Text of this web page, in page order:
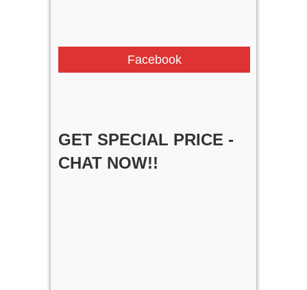
Facebook
GET SPECIAL PRICE -
CHAT NOW!!